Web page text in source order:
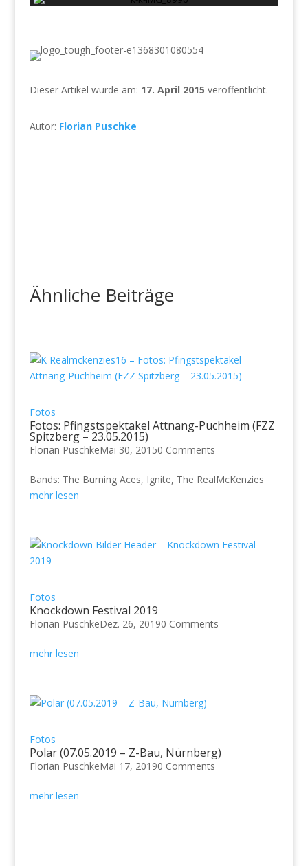
Dieser Artikel wurde am: 17. April 2015 veröffentlicht.
Autor: Florian Puschke
Ähnliche Beiträge
Fotos
Fotos: Pfingstspektakel Attnang-Puchheim (FZZ
Spitzberg – 23.05.2015)
Florian PuschkeMai 30, 20150 Comments
Bands: The Burning Aces, Ignite, The RealMcKenzies
mehr lesen
Fotos
Knockdown Festival 2019
Florian PuschkeDez. 26, 20190 Comments
mehr lesen
Fotos
Polar (07.05.2019 – Z-Bau, Nürnberg)
Florian PuschkeMai 17, 20190 Comments
mehr lesen